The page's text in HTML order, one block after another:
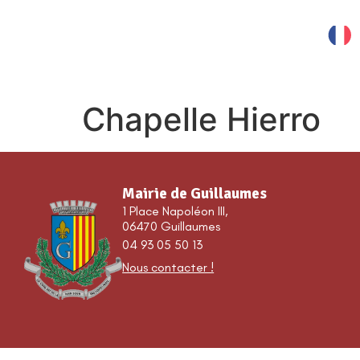
Chapelle Hierro
Mairie de Guillaumes
1 Place Napoléon III,
06470 Guillaumes
04 93 05 50 13
Nous contacter !